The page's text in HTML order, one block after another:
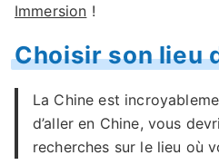
Immersion !
Choisir son lieu
La Chine est
d’aller en Chine, vous
recherches sur le lieu où